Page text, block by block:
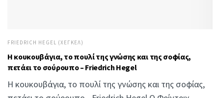
FRIEDRICH HEGEL (ΧΈΓΚΕΛ)
Η κουκουβάγια, το πουλί της γνώσης και της σοφίας,
πετάει το σούρουπο – Friedrich Hegel
Η κουκουβάγια, το πουλί της γνώσης και της σοφίας,